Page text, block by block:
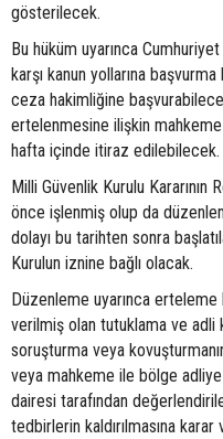
gösterilecek.
Bu hüküm uyarınca
karşı kanun yollarına
ceza hakimliğine
ertelenmesine ilişkin
hafta içinde itiraz edilebilecek.
Milli Güvenlik Kurulu Kararının
önce işlenmiş olup da
dolayı bu tarihten sonra
Kurulun iznine bağlı olacak.
Düzenleme uyarınca
verilmiş olan tutuklama ve
soruşturma veya
veya mahkeme ile bölge
dairesi tarafından
tedbirlerin kaldırılmasına